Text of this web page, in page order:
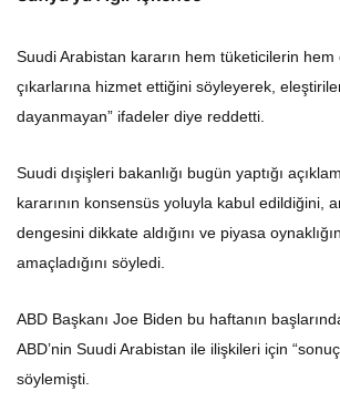
Suudi Arabistan kararın hem tüketicilerin hem
çıkarlarına hizmet ettiğini söyleyerek,
dayanmayan” ifadeler diye reddetti.
Suudi dışişleri bakanlığı bugün yaptığı
kararının konsensüs yoluyla kabul edildiğini,
dengesini dikkate aldığını ve piyasa
amaçladığını söyledi.
ABD Başkanı Joe Biden bu haftanın
ABD’nin Suudi Arabistan ile ilişkileri için
söylemişti.